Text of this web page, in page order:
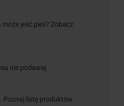
jeść pies? Zobacz
nie podawaj
Poznaj listę produktów